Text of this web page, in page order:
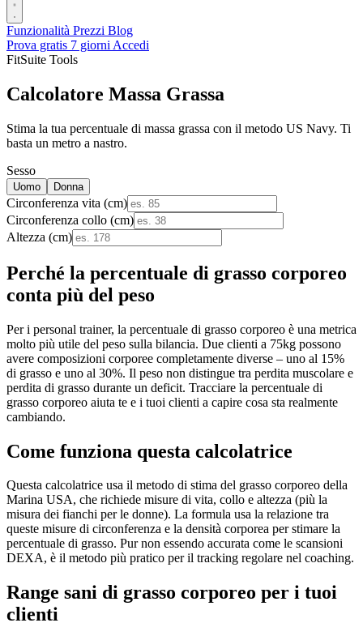
Funzionalità Prezzi Blog
Prova gratis 7 giorni Accedi
FitSuite Tools
Calcolatore Massa Grassa
Stima la tua percentuale di massa grassa con il metodo US Navy. Ti
basta un metro a nastro.
Sesso
Uomo Donna
Circonferenza vita (cm)
Circonferenza collo (cm)
Altezza (cm)
Perché la percentuale di grasso corporeo
conta più del peso
Per i personal trainer, la percentuale di grasso corporeo è una metrica
molto più utile del peso sulla bilancia. Due clienti a 75kg possono
avere composizioni corporee completamente diverse – uno al 15%
di grasso e uno al 30%. Il peso non distingue tra perdita muscolare e
perdita di grasso durante un deficit. Tracciare la percentuale di
grasso corporeo aiuta te e i tuoi clienti a capire cosa sta realmente
cambiando.
Come funziona questa calcolatrice
Questa calcolatrice usa il metodo di stima del grasso corporeo della
Marina USA, che richiede misure di vita, collo e altezza (più la
misura dei fianchi per le donne). La formula usa la relazione tra
queste misure di circonferenza e la densità corporea per stimare la
percentuale di grasso. Pur non essendo accurata come le scansioni
DEXA, è il metodo più pratico per il tracking regolare nel coaching.
Range sani di grasso corporeo per i tuoi
clienti